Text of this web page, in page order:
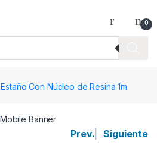
0
Estaño Con Núcleo de Resina 1m.
Prev. Siguiente